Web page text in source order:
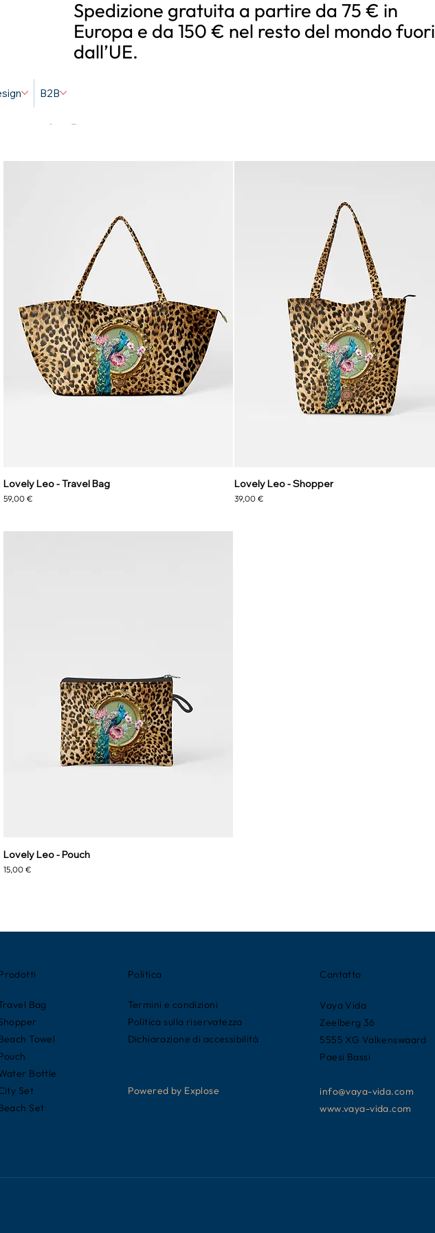
B2B
Spedizione gratuita a partire da 75 € in
Europa e da 150 € nel resto del mondo fuori
dall’UE.
Homepage in evidenza
Lovely Leo - Travel Bag
Prezzo
59,00 €
Lovely Leo - Shopper
Prezzo
39,00 €
Lovely Leo - Pouch
Prezzo
15,00 €
Bag
Towel
Bottle
Set
Set
Politica
Termini e condizioni
Politica sulla riservatezza
Dichiarazione di accessibilità
Powered by Explose
Contatto
Vaya Vida
Zeelberg 36
5555 XG Valkenswaard
Paesi Bassi
info@vaya-vida.com
www.vaya-vida.com